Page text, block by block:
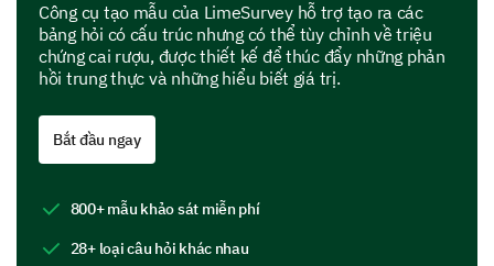
Khác:
Theo dõi thời gian và cường độ triệu chứng
Giúp chúng tôi hiểu rõ hơn về thời gian và mức độ
nghiêm trọng của triệu chứng cai của bạn.
Bạn sẽ đánh giá mức độ nghiêm trọng của các
triệu chứng cai sau trên thang điểm từ 1 (nhẹ)
Công cụ tạo mẫu của LimeSurvey hỗ trợ tạo ra các
bảng hỏi có cấu trúc nhưng có thể tùy chỉnh về triệu
chứng cai rượu, được thiết kế để thúc đẩy những phản
hồi trung thực và những hiểu biết giá trị.
Bắt đầu ngay
800+ mẫu khảo sát miễn phí
28+ loại câu hỏi khác nhau